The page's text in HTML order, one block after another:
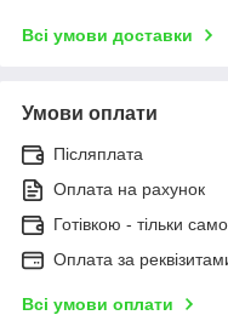
Всі умови доставки
Умови оплати
Післяплата
Оплата на рахунок
Готівкою - тільки
Оплата за
Всі умови оплати